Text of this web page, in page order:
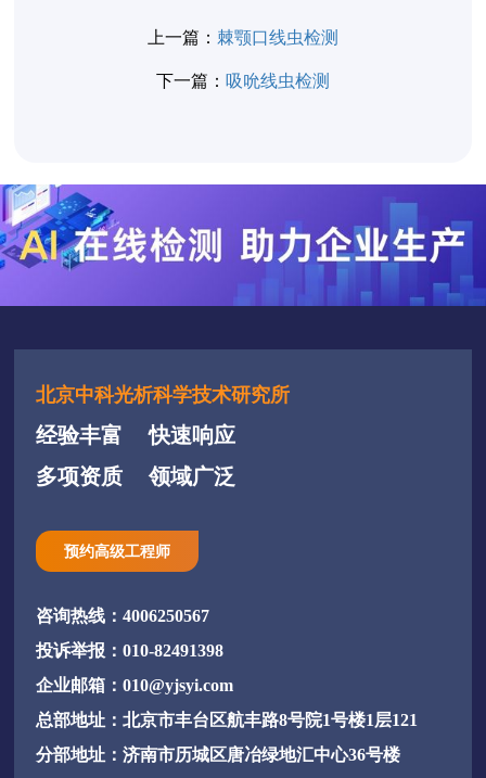
上一篇： 棘颚口线虫检测
下一篇： 吸吮线虫检测
北京中科光析科学技术研究所
经验丰富
快速响应
多项资质
领域广泛
预约高级工程师
咨询热线：4006250567
投诉举报：010-82491398
企业邮箱：010@yjsyi.com
总部地址：北京市丰台区航丰路8号院1号楼1层121
分部地址：济南市历城区唐冶绿地汇中心36号楼